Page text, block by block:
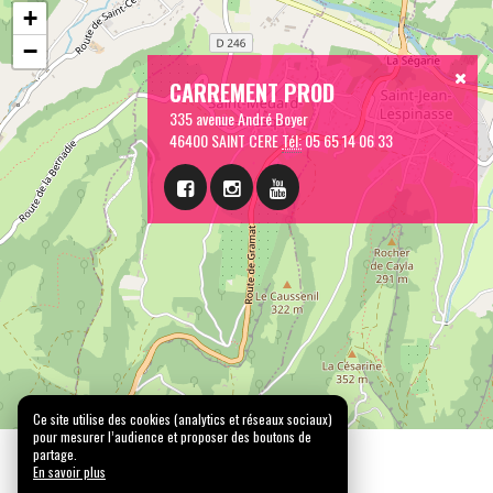
CARREMENT PROD
335 avenue André Boyer
46400 SAINT CERETél:05 65 14 06 33
+
−
Ce site utilise des cookies (analytics et réseaux sociaux)
pour mesurer l’audience et proposer des boutons de
partage.
En savoir plus